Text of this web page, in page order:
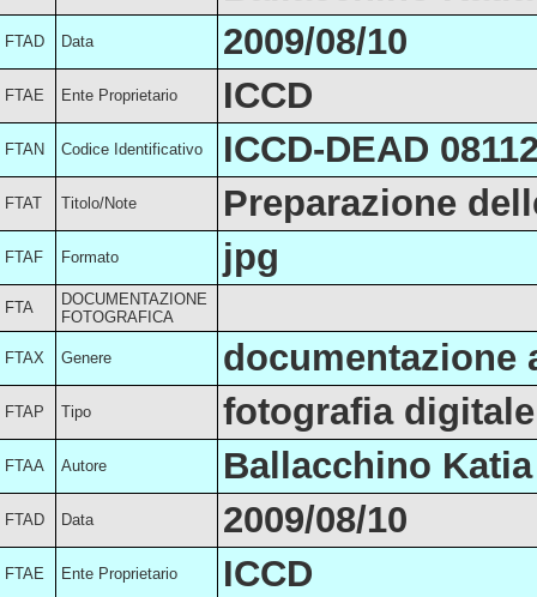
FTAD Data 2009/08/10
FTAE Ente Proprietario ICCD
FTAN Codice Identificativo ICCD-DEAD
FTAT Titolo/Note Preparazione
FTAF Formato jpg
FTA
DOCUMENTAZIONE
FOTOGRAFICA
FTAX Genere documentazione
FTAP Tipo fotografia digitale
FTAA Autore Ballacchino Katia
FTAD Data 2009/08/10
FTAE Ente Proprietario ICCD